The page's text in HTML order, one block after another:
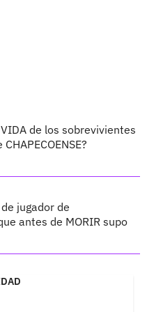
de los sobrevivientes
jugador de
antes de MORIR supo